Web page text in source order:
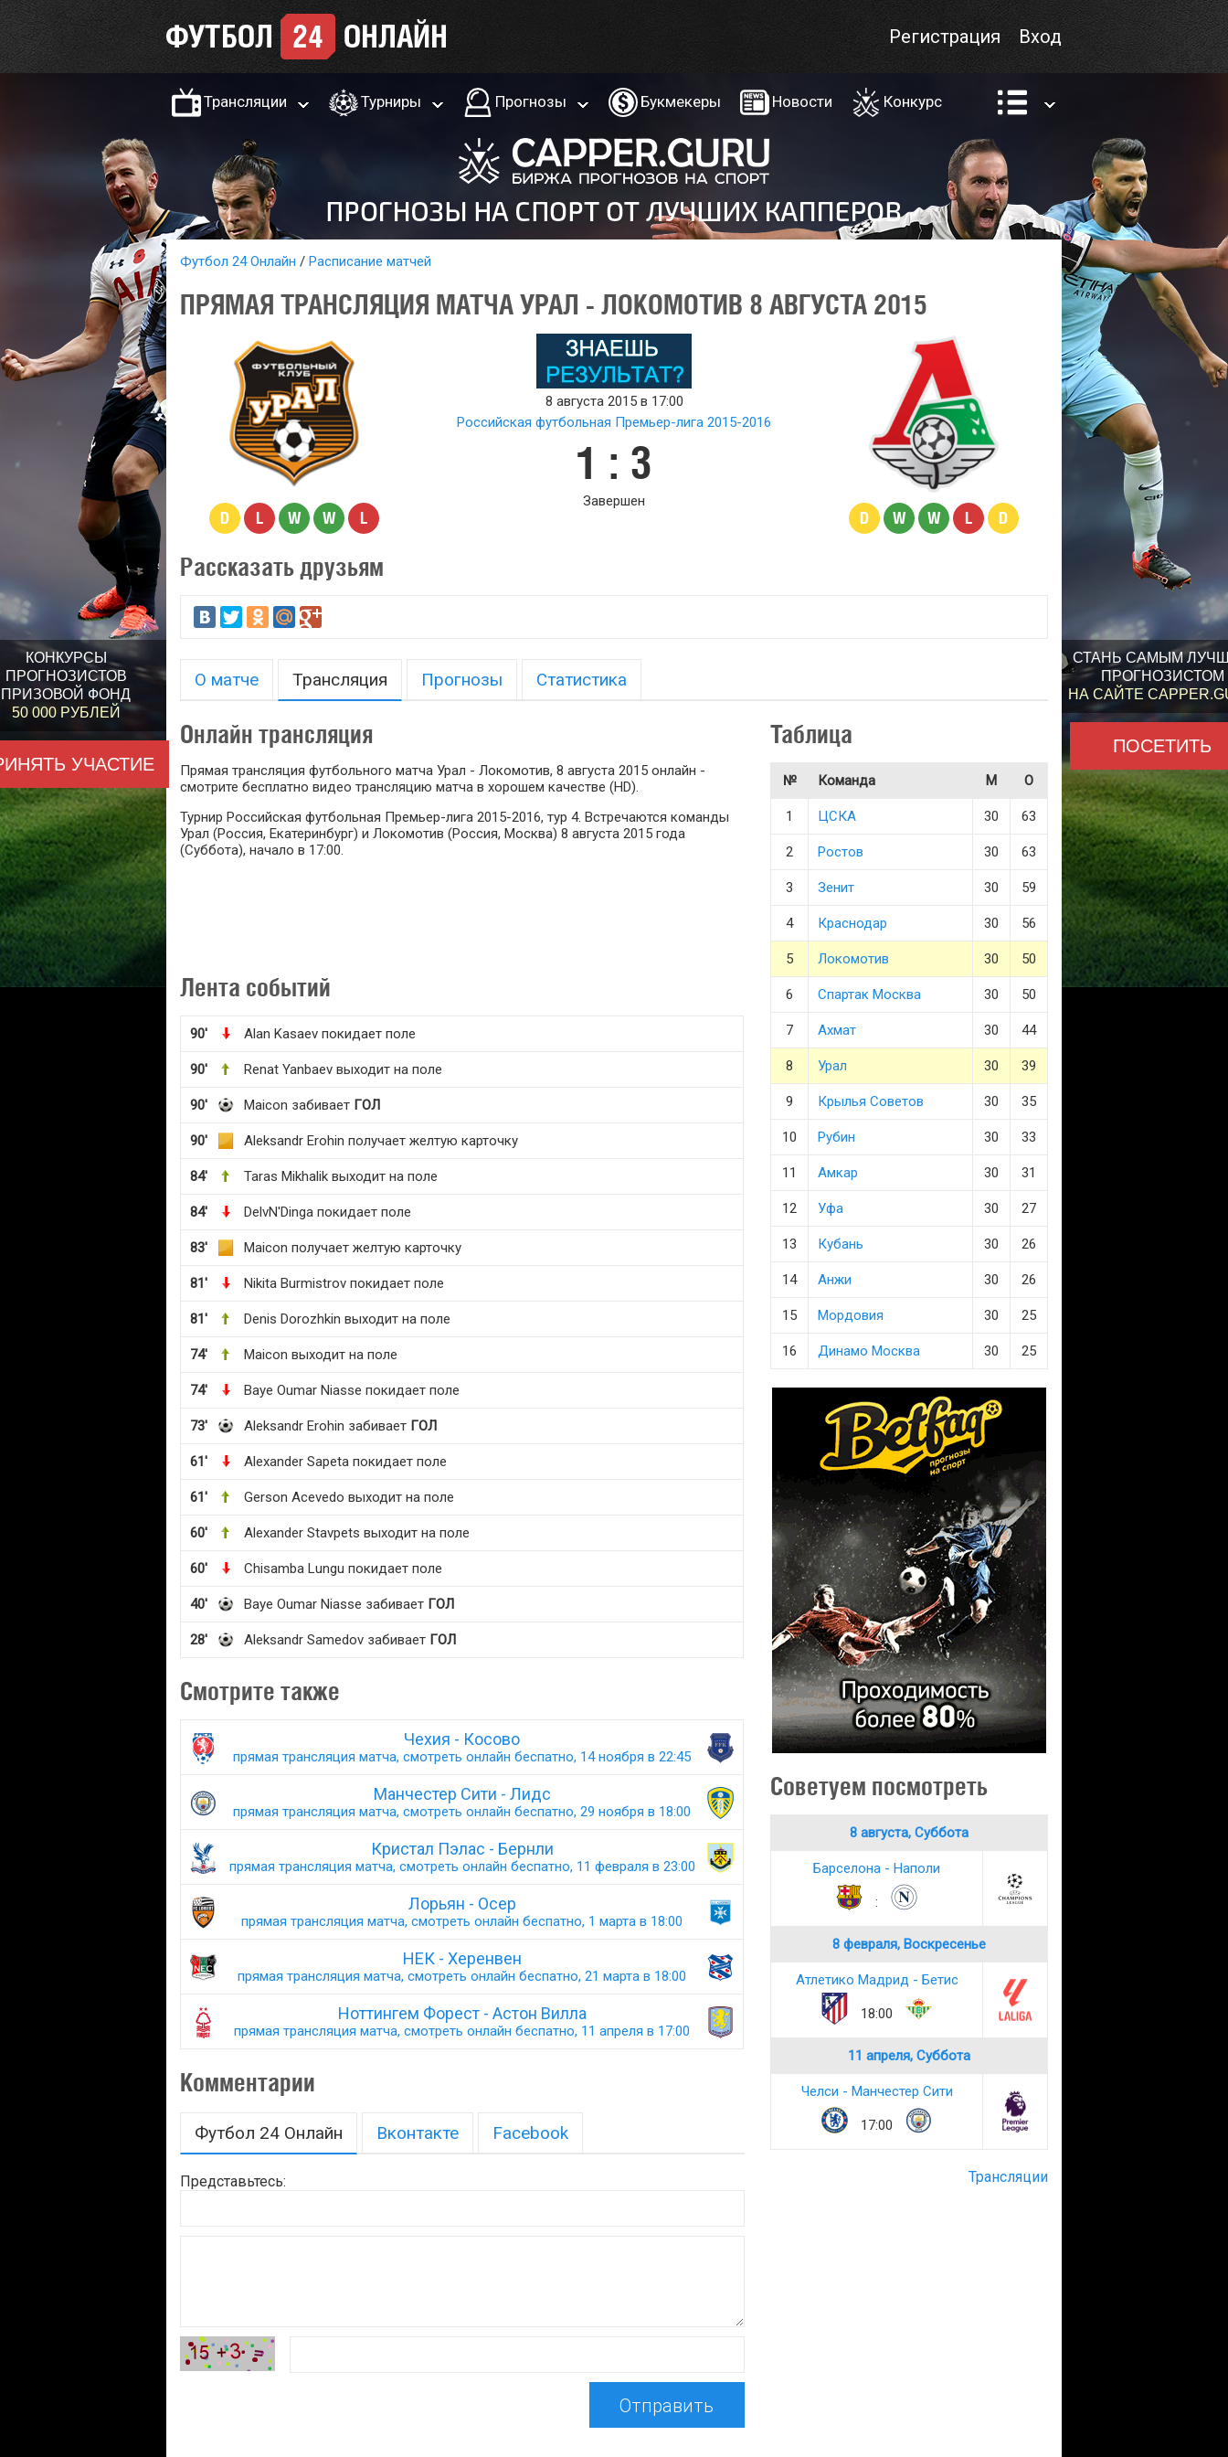
КОНКУРСЫ
ПРОГНОЗИСТОВ
ПРИЗОВОЙ ФОНД
50 000 РУБЛЕЙ
УЧАСТИЕ
СТАНЬ САМЫМ
ПРОГНОЗИСТОМ
НА САЙТЕ
ПОСЕТИТЬ
Вход
Регистрация
Трансляции Турниры Прогнозы Букмекеры Новости Конкурс
Футбол 24 Онлайн Расписание матчей
ПРЯМАЯ ТРАНСЛЯЦИЯ МАТЧА УРАЛ - ЛОКОМОТИВ 8 АВГУСТА 2015
D L W W L
8 августа 2015 в 17:00
Российская футбольная Премьер-лига 2015-2016
1 : 3
Завершен
D W W L D
Рассказать друзьям
О матче Трансляция Прогнозы Статистика
Онлайн трансляция
Прямая трансляция футбольного матча Урал - Локомотив, 8 августа 2015 онлайн -
смотрите бесплатно видео трансляцию матча в хорошем качестве (HD).
Турнир Российская футбольная Премьер-лига 2015-2016, тур 4. Встречаются команды
Урал (Россия, Екатеринбург) и Локомотив (Россия, Москва) 8 августа 2015 года
(Суббота), начало в 17:00.
Лента событий
90' Alan Kasaev покидает поле
90' Renat Yanbaev выходит на поле
90' Maicon забивает ГОЛ
90' Aleksandr Erohin получает желтую карточку
84' Taras Mikhalik выходит на поле
84' DelvN'Dinga покидает поле
83' Maicon получает желтую карточку
81' Nikita Burmistrov покидает поле
81' Denis Dorozhkin выходит на поле
74' Maicon выходит на поле
74' Baye Oumar Niasse покидает поле
73' Aleksandr Erohin забивает ГОЛ
61' Alexander Sapeta покидает поле
61' Gerson Acevedo выходит на поле
60' Alexander Stavpets выходит на поле
60' Chisamba Lungu покидает поле
40' Baye Oumar Niasse забивает ГОЛ
28' Aleksandr Samedov забивает ГОЛ
Смотрите также
Чехия - Косово
прямая трансляция матча, смотреть онлайн беспатно, 14 ноября в 22:45
Манчестер Сити - Лидс
прямая трансляция матча, смотреть онлайн беспатно, 29 ноября в 18:00
Кристал Пэлас - Бернли
прямая трансляция матча, смотреть онлайн беспатно, 11 февраля в 23:00
Лорьян - Осер
прямая трансляция матча, смотреть онлайн беспатно, 1 марта в 18:00
НЕК - Херенвен
прямая трансляция матча, смотреть онлайн беспатно, 21 марта в 18:00
Ноттингем Форест - Астон Вилла
прямая трансляция матча, смотреть онлайн беспатно, 11 апреля в 17:00
Комментарии
Футбол 24 Онлайн Вконтакте Facebook
Представьтесь:
Отправить
Таблица
№ Команда М О
1 ЦСКА 30 63
2 Ростов 30 63
3 Зенит 30 59
4 Краснодар 30 56
5 Локомотив 30 50
6 Спартак Москва 30 50
7 Ахмат 30 44
8 Урал 30 39
9 Крылья Советов 30 35
10 Рубин 30 33
11 Амкар 30 31
12 Уфа 30 27
13 Кубань 30 26
14 Анжи 30 26
15 Мордовия 30 25
16 Динамо Москва 30 25
Советуем посмотреть
8 августа, Суббота
Барселона - Наполи
:
8 февраля, Воскресенье
Атлетико Мадрид - Бетис
18:00
11 апреля, Суббота
Челси - Манчестер Сити
17:00
Трансляции